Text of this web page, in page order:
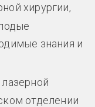
хирургии,
знания и
отделении